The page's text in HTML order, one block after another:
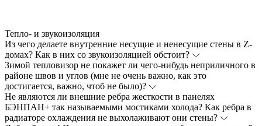
Тепло- и звукоизоляция
Из чего делаете внутренние несущие и ненесущие стены в Z-
домах? Как в них со звукоизоляцией обстоит?
Зимой тепловизор не покажет ли чего-нибудь неприличного в
районе швов и углов (мне не очень важно, как это
достигается, важно, чтоб не было)?
Не являются ли внешние ребра жесткости в панелях
БЭНПАН+ так называемыми мостиками холода? Как ребра в
радиаторе охлаждения не выхолаживают они стены?